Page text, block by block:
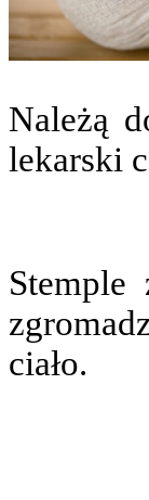
Należą
lekarski
Stemple
ciało.